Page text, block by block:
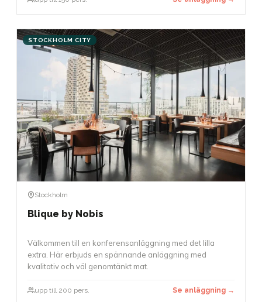
STOCKHOLM CITY
Stockholm
Blique by Nobis
Välkommen till en konferensanläggning med det lilla
extra. Här erbjuds en spännande anläggning med
kvalitativ och väl genomtänkt mat.
upp till 200 pers. Se anläggning →